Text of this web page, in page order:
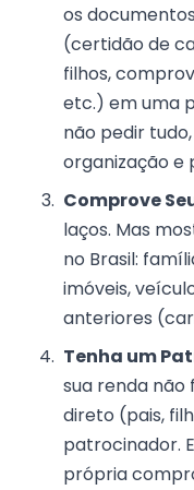
os
(certidão de
filhos,
etc.) em uma
não pedir
organização e
Comprove
laços. Mas
no Brasil:
imóveis,
anteriores
Tenha um
sua renda não
direto (pais,
patrocinador.
própria